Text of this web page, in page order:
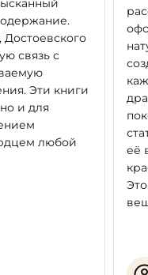
Достоевского
связь с
Эти книги
и для
любой
её